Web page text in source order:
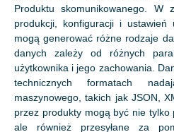
Produktu skomunikowanego. W
produkcji, konfiguracji i ustawień
mogą generować różne rodzaje
danych zależy od różnych
użytkownika i jego zachowania.
technicznych formatach
maszynowego, takich jak JSON,
przez produkty mogą być nie
ale również przesyłane za